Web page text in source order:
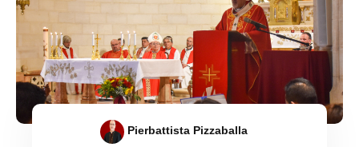
Pierbattista Pizzaballa